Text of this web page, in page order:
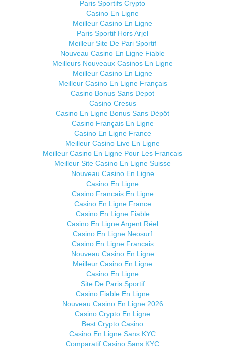
Paris Sportifs Crypto
Casino En Ligne
Meilleur Casino En Ligne
Paris Sportif Hors Arjel
Meilleur Site De Pari Sportif
Nouveau Casino En Ligne Fiable
Meilleurs Nouveaux Casinos En Ligne
Meilleur Casino En Ligne
Meilleur Casino En Ligne Français
Casino Bonus Sans Depot
Casino Cresus
Casino En Ligne Bonus Sans Dépôt
Casino Français En Ligne
Casino En Ligne France
Meilleur Casino Live En Ligne
Meilleur Casino En Ligne Pour Les Francais
Meilleur Site Casino En Ligne Suisse
Nouveau Casino En Ligne
Casino En Ligne
Casino Francais En Ligne
Casino En Ligne France
Casino En Ligne Fiable
Casino En Ligne Argent Réel
Casino En Ligne Neosurf
Casino En Ligne Francais
Nouveau Casino En Ligne
Meilleur Casino En Ligne
Casino En Ligne
Site De Paris Sportif
Casino Fiable En Ligne
Nouveau Casino En Ligne 2026
Casino Crypto En Ligne
Best Crypto Casino
Casino En Ligne Sans KYC
Comparatif Casino Sans KYC